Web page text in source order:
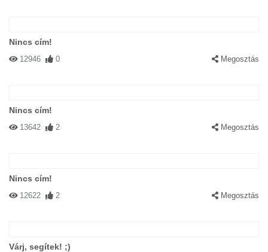
Nincs cím!
12946 0 Megosztás
Nincs cím!
13642 2 Megosztás
Nincs cím!
12622 2 Megosztás
Várj, segítek! ;)